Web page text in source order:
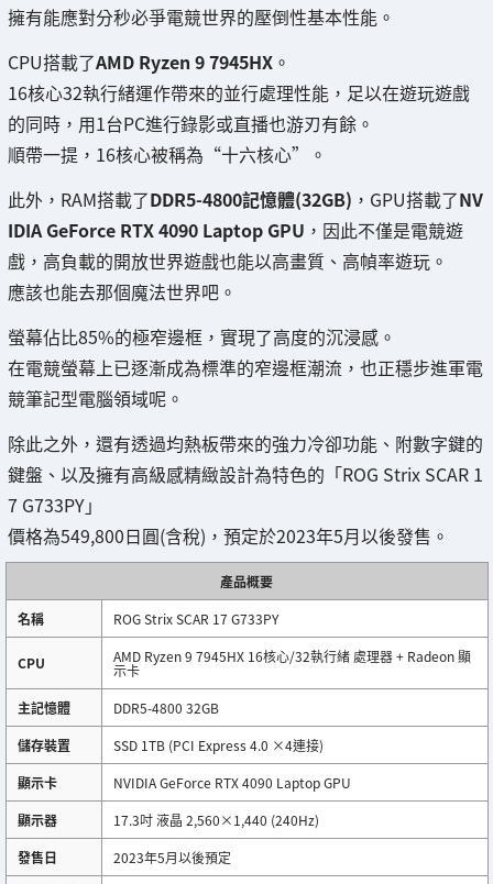
擁有能應對分秒必爭電競世界的壓倒性基本性能。
CPU搭載了AMD Ryzen 9 7945HX 。
16核心32執行緒運作帶來的並行處理性能，足以在遊玩遊戲
的同時，用1台PC進行錄影或直播也游刃有餘。
順帶一提，16核心被稱為“十六核心”。
此外，RAM搭載了DDR5-4800記憶體(32GB) ，GPU搭載了NV
IDIA GeForce RTX 4090 Laptop GPU ，因此不僅是電競遊
戲，高負載的開放世界遊戲也能以高畫質、高幀率遊玩。
應該也能去那個魔法世界吧。
螢幕佔比85%的極窄邊框，實現了高度的沉浸感。
在電競螢幕上已逐漸成為標準的窄邊框潮流，也正穩步進軍電
競筆記型電腦領域呢。
除此之外，還有透過均熱板帶來的強力冷卻功能、附數字鍵的
鍵盤、以及擁有高級感精緻設計為特色的「ROG Strix SCAR 1
7 G733PY」
價格為549,800日圓(含稅)，預定於2023年5月以後發售。
產品概要
名稱
ROG Strix SCAR 17 G733PY
CPU AMD Ryzen 9 7945HX 16核心/32執行緒 處理器 + Radeon 顯
示卡
主記憶體
DDR5-4800 32GB
儲存裝置
SSD 1TB (PCI Express 4.0 ×4連接)
顯示卡
NVIDIA GeForce RTX 4090 Laptop GPU
顯示器
17.3吋 液晶 2,560×1,440 (240Hz)
發售日
2023年5月以後預定